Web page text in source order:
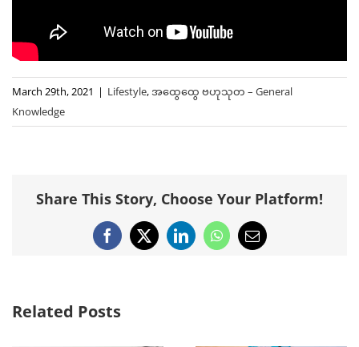
March 29th, 2021 | Lifestyle,အထွေထွေ ဗဟုသုတ – General
Knowledge
Share This Story, Choose Your Platform!
Facebook
X LinkedInWhatsApp
Email
Related Posts